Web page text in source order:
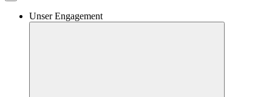
Unser Engagement